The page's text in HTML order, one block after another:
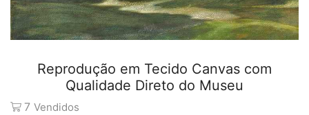
Reprodução em Tecido Canvas com
Qualidade Direto do Museu
7 Vendidos